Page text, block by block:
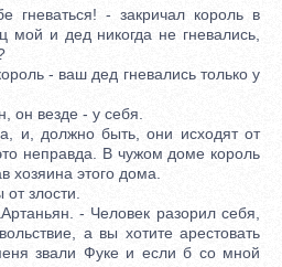
- закричал король в
мой и дед никогда не гневались,
- ваш дед гневались только у
везде - у себя.
должно быть, они исходят от
неправда. В чужом доме король
хозяина этого дома.
злости.
- Человек разорил себя,
а вы хотите арестовать
звали Фуке и если б со мной